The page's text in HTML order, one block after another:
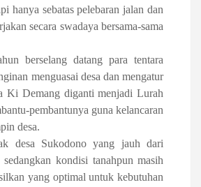
hanya sebatas pelebaran jalan dan
secara swadaya bersama-sama
berselang datang para tentara
menguasai desa dan mengatur
Ki Demang diganti menjadi Lurah
pembantunya guna kelancaran
desa.
desa Sukodono yang jauh dari
sedangkan kondisi tanahpun masih
yang optimal untuk kebutuhan